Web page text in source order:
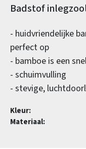
Badstof
- huidvriendelijke
perfect op
- bamboe is een
- schuimvulling
- stevige,
Kleur:
Materiaal: